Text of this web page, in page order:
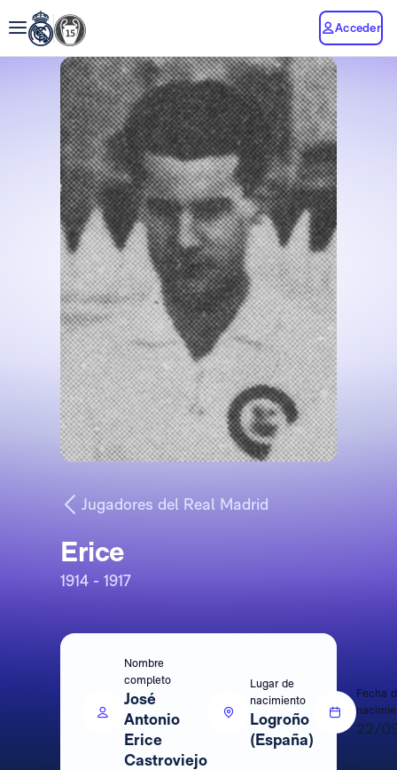
Acceder
Jugadores del Real Madrid
Erice
1914 - 1917
Nombre
completo
José
Antonio
Erice
Castroviejo
Lugar de
nacimiento
Logroño
(España)
Fecha
22/